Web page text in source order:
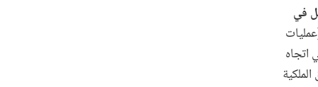
في
والتحول في اتجاه
حقوق الملكية